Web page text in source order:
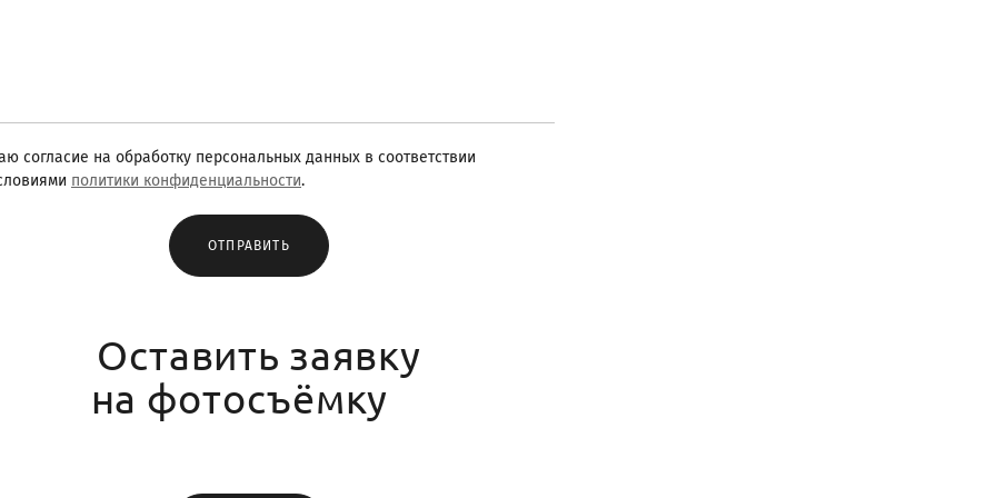
согласие на обработку персональных данных в соответствии
политики конфиденциальности.
ОТПРАВИТЬ
Оставить заявку
на фотосъёмку